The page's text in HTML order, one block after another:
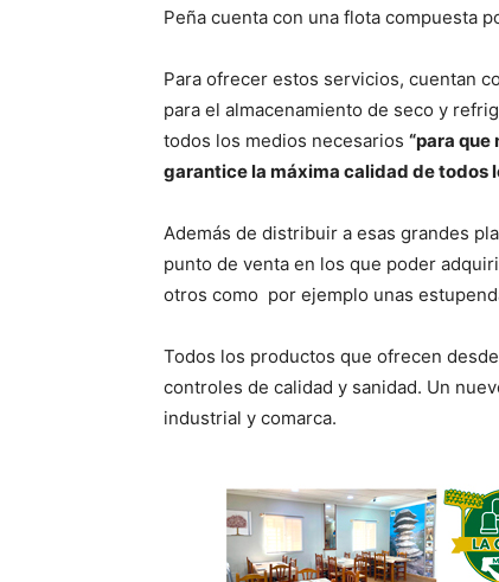
Peña cuenta con una flota compuesta
Para ofrecer estos servicios, cuentan
para el almacenamiento de seco y
todos los medios necesarios “para
garantice la máxima calidad de todos
Además de distribuir a esas grandes
punto de venta en los que poder
otros como por ejemplo unas
Todos los productos que ofrecen
controles de calidad y sanidad. Un
industrial y comarca.